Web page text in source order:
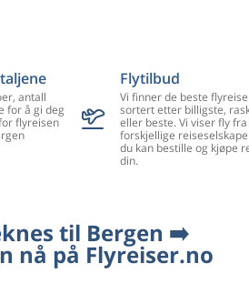
antall
for å gi deg
flyreisen
Flytilbud
Vi finner de beste
sortert etter billigste,
eller beste. Vi viser fly
forskjellige
du kan bestille og kjøpe
din.
til Bergen ➡️
nå på Flyreiser.no